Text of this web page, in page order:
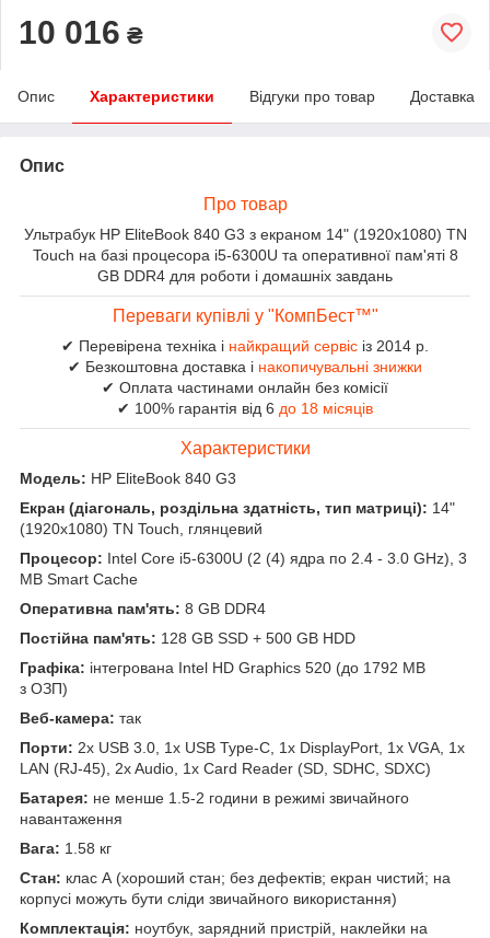
10 016 ₴
Опис Характеристики Відгуки про товар Доставка
Опис
Про товар
Ультрабук HP EliteBook 840 G3 з екраном 14" (1920x1080) TN
Touch на базі процесора i5-6300U та оперативної пам'яті 8
GB DDR4 для роботи і домашніх завдань
Переваги купівлі у "КомпБест™"
✔ Перевірена техніка і найкращий сервіс із 2014 р.
✔ Безкоштовна доставка і накопичувальні знижки
✔ Оплата частинами онлайн без комісії
✔ 100% гарантія від 6 до 18 місяців
Характеристики
Модель: HP EliteBook 840 G3
Екран (діагональ, роздільна здатність, тип матриці): 14"
(1920x1080) TN Touch, глянцевий
Процесор: Intel Core i5-6300U (2 (4) ядра по 2.4 - 3.0 GHz), 3
MB Smart Cache
Оперативна пам'ять: 8 GB DDR4
Постійна пам'ять: 128 GB SSD + 500 GB HDD
Графіка: інтегрована Intel HD Graphics 520 (до 1792 MB
з ОЗП)
Веб-камера: так
Порти: 2x USB 3.0, 1x USB Type-C, 1x DisplayPort, 1x VGA, 1x
LAN (RJ-45), 2x Audio, 1x Card Reader (SD, SDHC, SDXC)
Батарея: не менше 1.5-2 години в режимі звичайного
навантаження
Вага: 1.58 кг
Стан: клас А (хороший стан; без дефектів; екран чистий; на
корпусі можуть бути сліди звичайного використання)
Комплектація: ноутбук, зарядний пристрій, наклейки на